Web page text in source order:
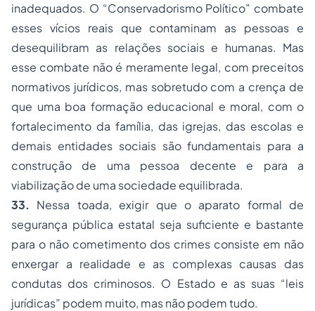
inadequados. O “Conservadorismo Político” combate
esses vícios reais que contaminam as pessoas e
desequilibram as relações sociais e humanas. Mas
esse combate não é meramente legal, com preceitos
normativos jurídicos, mas sobretudo com a crença de
que uma boa formação educacional e moral, com o
fortalecimento da família, das igrejas, das escolas e
demais entidades sociais são fundamentais para a
construção de uma pessoa decente e para a
viabilização de uma sociedade equilibrada.
33. Nessa toada, exigir que o aparato formal de
segurança pública estatal seja suficiente e bastante
para o não cometimento dos crimes consiste em não
enxergar a realidade e as complexas causas das
condutas dos criminosos. O Estado e as suas “leis
jurídicas” podem muito, mas não podem tudo.